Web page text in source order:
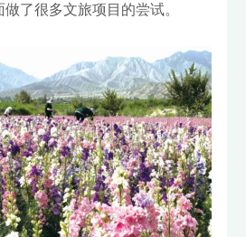
了很多文旅项目的尝试。